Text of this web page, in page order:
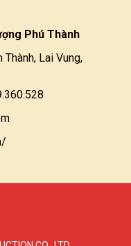
Phú Thành
Thành, Lai Vung,